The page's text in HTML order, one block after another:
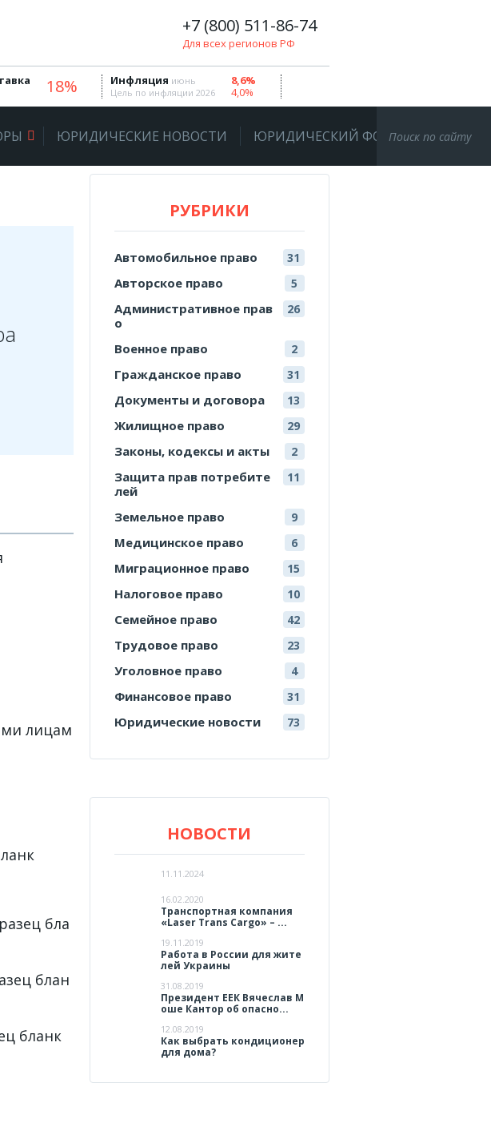
Для всех регионов РФ
+7 (800) 511-86-74
18% Инфляция июнь
Цель по инфляции 2026
8,6%
4,0%
ЮРИДИЧЕСКИЕ НОВОСТИ ЮРИДИЧЕСКИЙ ФОРУМ
лицам
бла
блан
бланк
РУБРИКИ
Автомобильное право 31
Авторское право 5
Административное прав
о
26
Военное право 2
Гражданское право 31
Документы и договора 13
Жилищное право 29
Законы, кодексы и акты 2
Защита прав потребите
лей
11
Земельное право 9
Медицинское право 6
Миграционное право 15
Налоговое право 10
Семейное право 42
Трудовое право 23
Уголовное право 4
Финансовое право 31
Юридические новости 73
НОВОСТИ
11.11.2024
16.02.2020
Транспортная компания
«Laser Trans Cargo» – ...
19.11.2019
Работа в России для жите
лей Украины
31.08.2019
Президент ЕЕК Вячеслав М
оше Кантор об опасно...
12.08.2019
Как выбрать кондиционер
для дома?